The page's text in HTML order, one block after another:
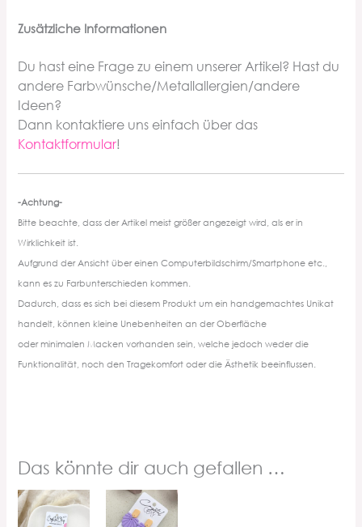
Zusätzliche Informationen
Du hast eine Frage zu einem unserer Artikel? Hast du
andere Farbwünsche/Metallallergien/andere
Ideen?
Dann kontaktiere uns einfach über das
Kontaktformular!
-Achtung-
Bitte beachte, dass der Artikel meist größer angezeigt wird, als er in
Wirklichkeit ist.
Aufgrund der Ansicht über einen Computerbildschirm/Smartphone etc.,
kann es zu Farbunterschieden kommen.
Dadurch, dass es sich bei diesem Produkt um ein handgemachtes Unikat
handelt, können kleine Unebenheiten an der Oberfläche
oder minimalen Macken vorhanden sein, welche jedoch weder die
Funktionalität, noch den Tragekomfort oder die Ästhetik beeinflussen.
Das könnte dir auch gefallen …